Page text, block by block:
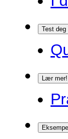
Test deg
Lær mer!